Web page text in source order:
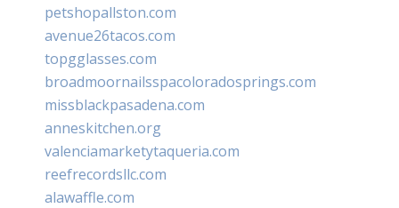
petshopallston.com
avenue26tacos.com
topgglasses.com
broadmoornailsspacoloradosprings.com
missblackpasadena.com
anneskitchen.org
valenciamarketytaqueria.com
reefrecordsllc.com
alawaffle.com